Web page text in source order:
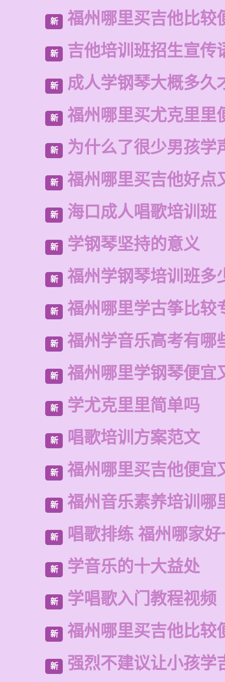
新 福州哪里买吉他比较
新 吉他培训班招生宣传
新 成人学钢琴大概多久
新 福州哪里买尤克里里
新 为什么了很少男孩学
新 福州哪里买吉他好点
新 海口成人唱歌培训班
新 学钢琴坚持的意义
新 福州学钢琴培训班多
新 福州哪里学古筝比较
新 福州学音乐高考有哪
新 福州哪里学钢琴便宜
新 学尤克里里简单吗
新 唱歌培训方案范文
新 福州哪里买吉他便宜
新 福州音乐素养培训哪
新 唱歌排练 福州哪家
新 学音乐的十大益处
新 学唱歌入门教程视频
新 福州哪里买吉他比较
新 强烈不建议让小孩学